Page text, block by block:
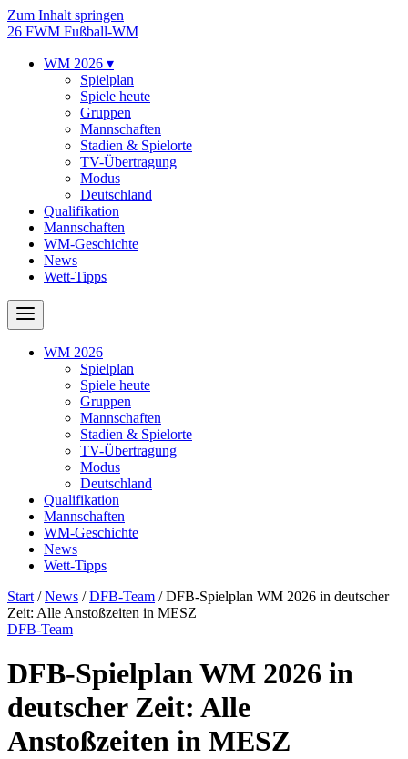
Zum Inhalt springen
26 FWM Fußball-WM
WM 2026 ▾
Spielplan
Spiele heute
Gruppen
Mannschaften
Stadien & Spielorte
TV-Übertragung
Modus
Deutschland
Qualifikation
Mannschaften
WM-Geschichte
News
Wett-Tipps
WM 2026
Spielplan
Spiele heute
Gruppen
Mannschaften
Stadien & Spielorte
TV-Übertragung
Modus
Deutschland
Qualifikation
Mannschaften
WM-Geschichte
News
Wett-Tipps
Start /News /DFB-Team /DFB-Spielplan WM 2026 in deutscher
Zeit: Alle Anstoßzeiten in MESZ
DFB-Team
DFB-Spielplan WM 2026 in
deutscher Zeit: Alle
Anstoßzeiten in MESZ